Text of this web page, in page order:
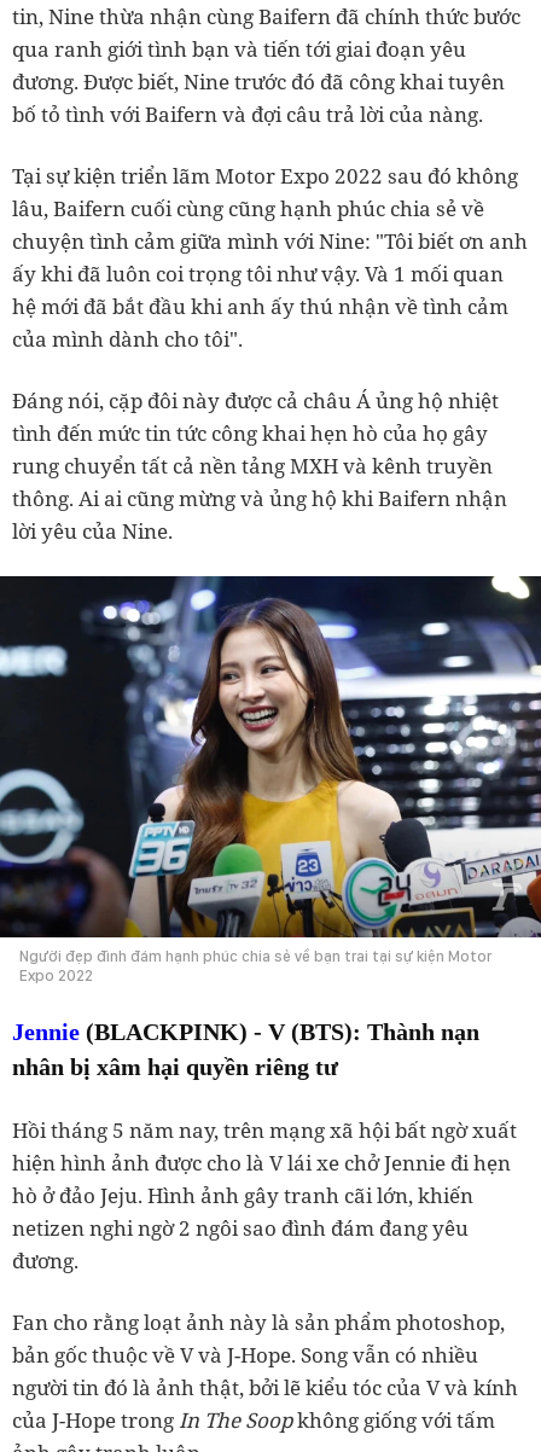
tin, Nine thừa nhận cùng Baifern đã chính thức bước
qua ranh giới tình bạn và tiến tới giai đoạn yêu
đương. Được biết, Nine trước đó đã công khai tuyên
bố tỏ tình với Baifern và đợi câu trả lời của nàng.
Tại sự kiện triển lãm Motor Expo 2022 sau đó không
lâu, Baifern cuối cùng cũng hạnh phúc chia sẻ về
chuyện tình cảm giữa mình với Nine: "Tôi biết ơn anh
ấy khi đã luôn coi trọng tôi như vậy. Và 1 mối quan
hệ mới đã bắt đầu khi anh ấy thú nhận về tình cảm
của mình dành cho tôi".
Đáng nói, cặp đôi này được cả châu Á ủng hộ nhiệt
tình đến mức tin tức công khai hẹn hò của họ gây
rung chuyển tất cả nền tảng MXH và kênh truyền
thông. Ai ai cũng mừng và ủng hộ khi Baifern nhận
lời yêu của Nine.
Người đẹp đình đám hạnh phúc chia sẻ về bạn trai tại sự kiện Motor
Expo 2022
Jennie (BLACKPINK) - V (BTS): Thành nạn
nhân bị xâm hại quyền riêng tư
Hồi tháng 5 năm nay, trên mạng xã hội bất ngờ xuất
hiện hình ảnh được cho là V lái xe chở Jennie đi hẹn
hò ở đảo Jeju. Hình ảnh gây tranh cãi lớn, khiến
netizen nghi ngờ 2 ngôi sao đình đám đang yêu
đương.
Fan cho rằng loạt ảnh này là sản phẩm photoshop,
bản gốc thuộc về V và J-Hope. Song vẫn có nhiều
người tin đó là ảnh thật, bởi lẽ kiểu tóc của V và kính
của J-Hope trong In The Soopkhông giống với tấm